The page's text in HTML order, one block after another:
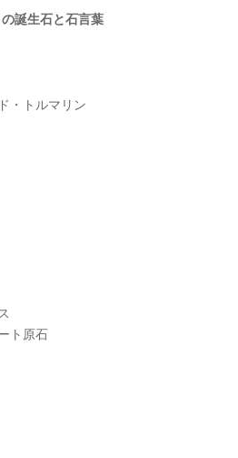
誕生石と石言葉
・トルマリン
ト原石